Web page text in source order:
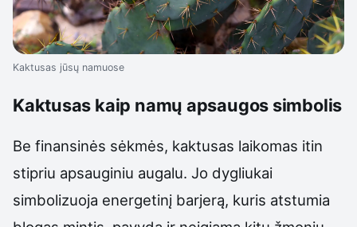
Kaktusas jūsų namuose
Kaktusas kaip namų apsaugos simbolis
Be finansinės sėkmės, kaktusas laikomas itin
stipriu apsauginiu augalu. Jo dygliukai
simbolizuoja energetinį barjerą, kuris atstumia